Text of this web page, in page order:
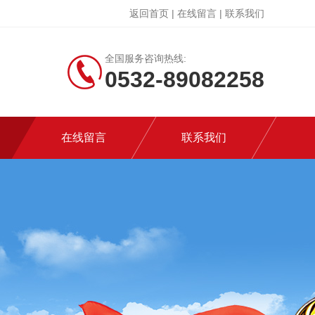
返回首页 | 在线留言 | 联系我们
全国服务咨询热线:
0532-89082258
在线留言 联系我们